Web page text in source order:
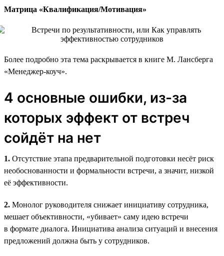
Матрица «Квалификация/Мотивация»
Более подробно эта тема раскрывается в книге М. Лансберга
«Менеджер-коуч».
4 основные ошибки, из-за
которых эффект от встреч
сойдёт на нет
1. Отсутствие этапа предварительной подготовки несёт риск
необоснованности и формальности встречи, а значит, низкой
её эффективности.
2. Монолог руководителя снижает инициативу сотрудника,
мешает объективности, «убивает» саму идею встречи
в формате диалога. Инициатива анализа ситуаций и внесения
предложений должна быть у сотрудников.